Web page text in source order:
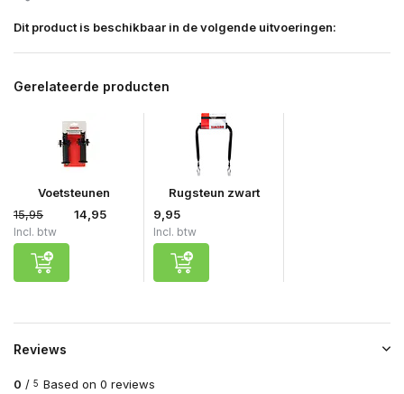
Dit product is beschikbaar in de volgende uitvoeringen:
Gerelateerde producten
Voetsteunen
15,95
14,95
Incl. btw
Rugsteun zwart
9,95
Incl. btw
Reviews
0 / 5 Based on 0 reviews